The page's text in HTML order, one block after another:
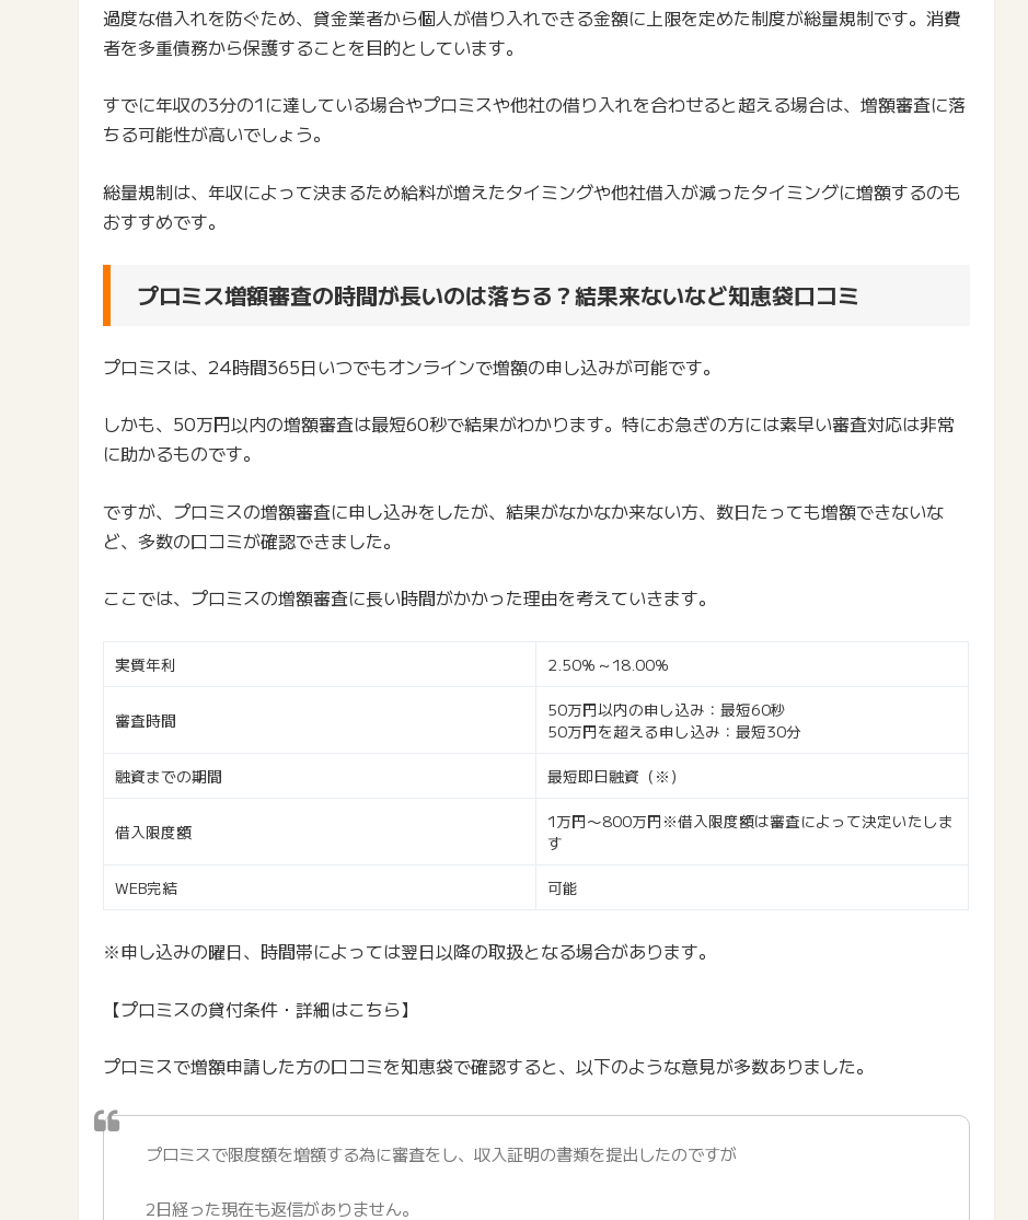
過度な借入れを防ぐため、貸金業者から個人が借り入れできる金額に上限を定めた制度が総量規制です。消費
者を多重債務から保護することを目的としています。
すでに年収の3分の1に達している場合やプロミスや他社の借り入れを合わせると超える場合は、増額審査に落
ちる可能性が高いでしょう。
総量規制は、年収によって決まるため給料が増えたタイミングや他社借入が減ったタイミングに増額するのも
おすすめです。
プロミス増額審査の時間が長いのは落ちる？結果来ないなど知恵袋口コミ
プロミスは、24時間365日いつでもオンラインで増額の申し込みが可能です。
しかも、50万円以内の増額審査は最短60秒で結果がわかります。特にお急ぎの方には素早い審査対応は非常
に助かるものです。
ですが、プロミスの増額審査に申し込みをしたが、結果がなかなか来ない方、数日たっても増額できないな
ど、多数の口コミが確認できました。
ここでは、プロミスの増額審査に長い時間がかかった理由を考えていきます。
実質年利 2.50％～18.00％
審査時間
50万円以内の申し込み：最短60秒
50万円を超える申し込み：最短30分
融資までの期間 最短即日融資（※）
借入限度額
1万円〜800万円※借入限度額は審査によって決定いたしま
す
WEB完結 可能
※申し込みの曜日、時間帯によっては翌日以降の取扱となる場合があります。
【プロミスの貸付条件・詳細はこちら】
プロミスで増額申請した方の口コミを知恵袋で確認すると、以下のような意見が多数ありました。
プロミスで限度額を増額する為に審査をし、収入証明の書類を提出したのですが
2日経った現在も返信がありません。